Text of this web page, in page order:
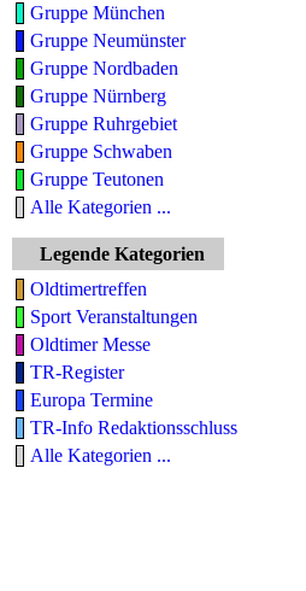
Gruppe München
Gruppe Neumünster
Gruppe Nordbaden
Gruppe Nürnberg
Gruppe Ruhrgebiet
Gruppe Schwaben
Gruppe Teutonen
Alle Kategorien ...
Legende Kategorien
Oldtimertreffen
Sport Veranstaltungen
Oldtimer Messe
TR-Register
Europa Termine
TR-Info Redaktionsschluss
Alle Kategorien ...